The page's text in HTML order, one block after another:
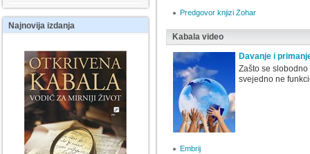
Predgovor knjizi Zohar
Kabala video
Davanje i
Zašto se
svejedno ne
Embrij
Najnovija izdanja